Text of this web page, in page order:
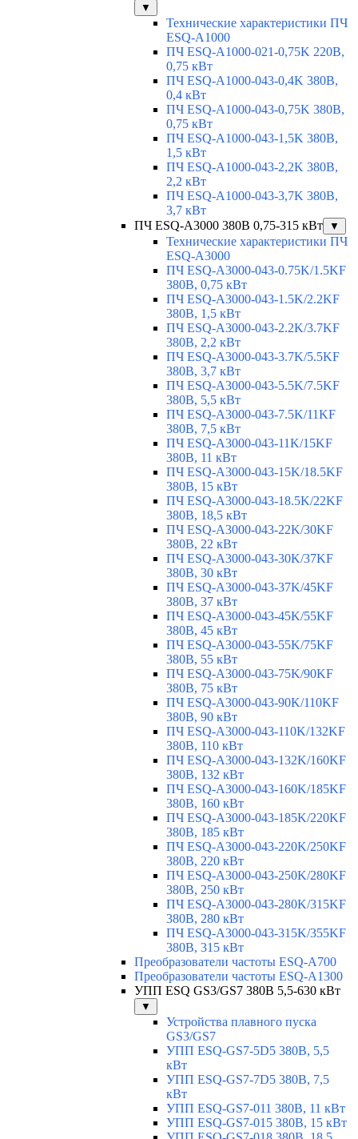
▼
Технические характеристики ПЧ
ESQ-A1000
ПЧ ESQ-A1000-021-0,75K 220В,
0,75 кВт
ПЧ ESQ-A1000-043-0,4K 380В,
0,4 кВт
ПЧ ESQ-A1000-043-0,75K 380В,
0,75 кВт
ПЧ ESQ-A1000-043-1,5K 380В,
1,5 кВт
ПЧ ESQ-A1000-043-2,2K 380В,
2,2 кВт
ПЧ ESQ-A1000-043-3,7K 380В,
3,7 кВт
ПЧ ESQ-A3000 380В 0,75-315 кВт
▼
Технические характеристики ПЧ
ESQ-A3000
ПЧ ESQ-A3000-043-0.75K/1.5KF
380В, 0,75 кВт
ПЧ ESQ-A3000-043-1.5K/2.2KF
380В, 1,5 кВт
ПЧ ESQ-A3000-043-2.2K/3.7KF
380В, 2,2 кВт
ПЧ ESQ-A3000-043-3.7K/5.5KF
380В, 3,7 кВт
ПЧ ESQ-A3000-043-5.5K/7.5KF
380В, 5,5 кВт
ПЧ ESQ-A3000-043-7.5K/11KF
380В, 7,5 кВт
ПЧ ESQ-A3000-043-11K/15KF
380В, 11 кВт
ПЧ ESQ-A3000-043-15K/18.5KF
380В, 15 кВт
ПЧ ESQ-A3000-043-18.5K/22KF
380В, 18,5 кВт
ПЧ ESQ-A3000-043-22K/30KF
380В, 22 кВт
ПЧ ESQ-A3000-043-30K/37KF
380В, 30 кВт
ПЧ ESQ-A3000-043-37K/45KF
380В, 37 кВт
ПЧ ESQ-A3000-043-45K/55KF
380В, 45 кВт
ПЧ ESQ-A3000-043-55K/75KF
380В, 55 кВт
ПЧ ESQ-A3000-043-75K/90KF
380В, 75 кВт
ПЧ ESQ-A3000-043-90K/110KF
380В, 90 кВт
ПЧ ESQ-A3000-043-110K/132KF
380В, 110 кВт
ПЧ ESQ-A3000-043-132K/160KF
380В, 132 кВт
ПЧ ESQ-A3000-043-160K/185KF
380В, 160 кВт
ПЧ ESQ-A3000-043-185K/220KF
380В, 185 кВт
ПЧ ESQ-A3000-043-220K/250KF
380В, 220 кВт
ПЧ ESQ-A3000-043-250K/280KF
380В, 250 кВт
ПЧ ESQ-A3000-043-280K/315KF
380В, 280 кВт
ПЧ ESQ-A3000-043-315K/355KF
380В, 315 кВт
Преобразователи частоты ESQ-A700
Преобразователи частоты ESQ-A1300
УПП ESQ GS3/GS7 380В 5,5-630 кВт
▼
Устройства плавного пуска
GS3/GS7
УПП ESQ-GS7-5D5 380В, 5,5
кВт
УПП ESQ-GS7-7D5 380В, 7,5
кВт
УПП ESQ-GS7-011 380В, 11 кВт
УПП ESQ-GS7-015 380В, 15 кВт